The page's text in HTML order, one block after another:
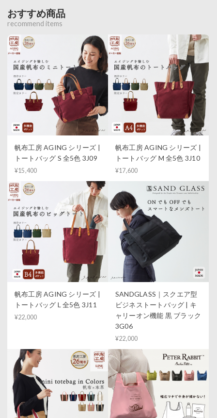
おすすめ商品
recommend items
帆布工房 AGING シリーズ |
トートバッグ S 全5色 3J09
¥15,400
帆布工房 AGING シリーズ |
トートバッグ M 全5色 3J10
¥17,600
帆布工房 AGING シリーズ |
トートバッグ L 全5色 3J11
¥22,000
SANDGLASS｜スクエア型
ビジネストートバッグ | キ
ャリーオン機能 黒 ブラック
3G06
¥22,000